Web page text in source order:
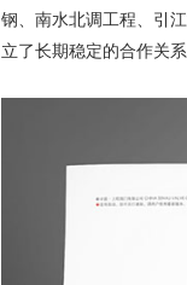
钢、南水北调工程、引
立了长期稳定的合作关